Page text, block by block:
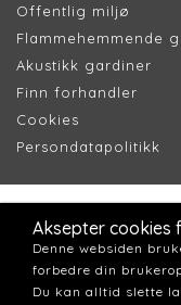
Offentlig miljø
Flammehemmende
Akustikk gardiner
Finn forhandler
Cookies
Persondatapolitikk
Aksepter cookies
Denne websiden
forbedre din
Du kan alltid slette